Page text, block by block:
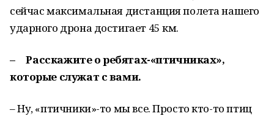
сейчас максимальная дистанция полета нашего
ударного дрона достигает 45 км.
– Расскажите о ребятах-«птичниках»,
которые служат с вами.
– Ну, «птичники»-то мы все. Просто кто-то птиц